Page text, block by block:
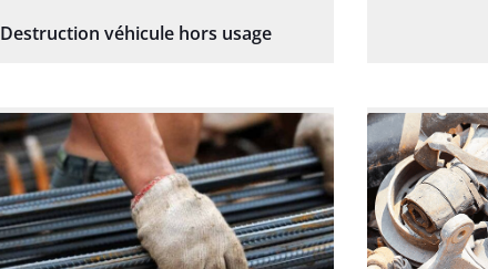
Destruction véhicule hors usage